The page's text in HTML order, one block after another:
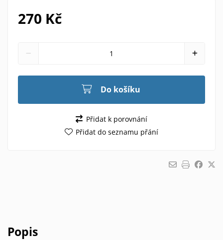
270 Kč
Do košíku
Přidat k porovnání
Přidat do seznamu přání
Popis